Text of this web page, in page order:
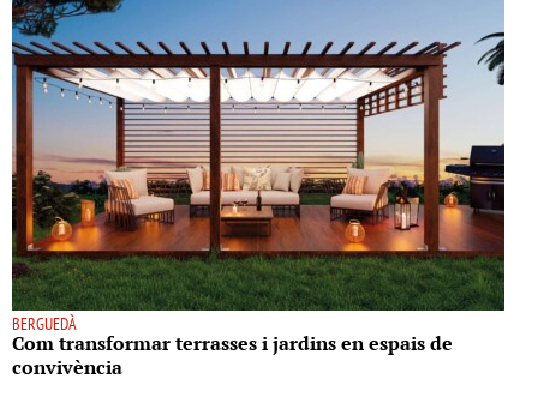
BERGUEDÀ
Com transformar terrasses i jardins en espais de
convivència